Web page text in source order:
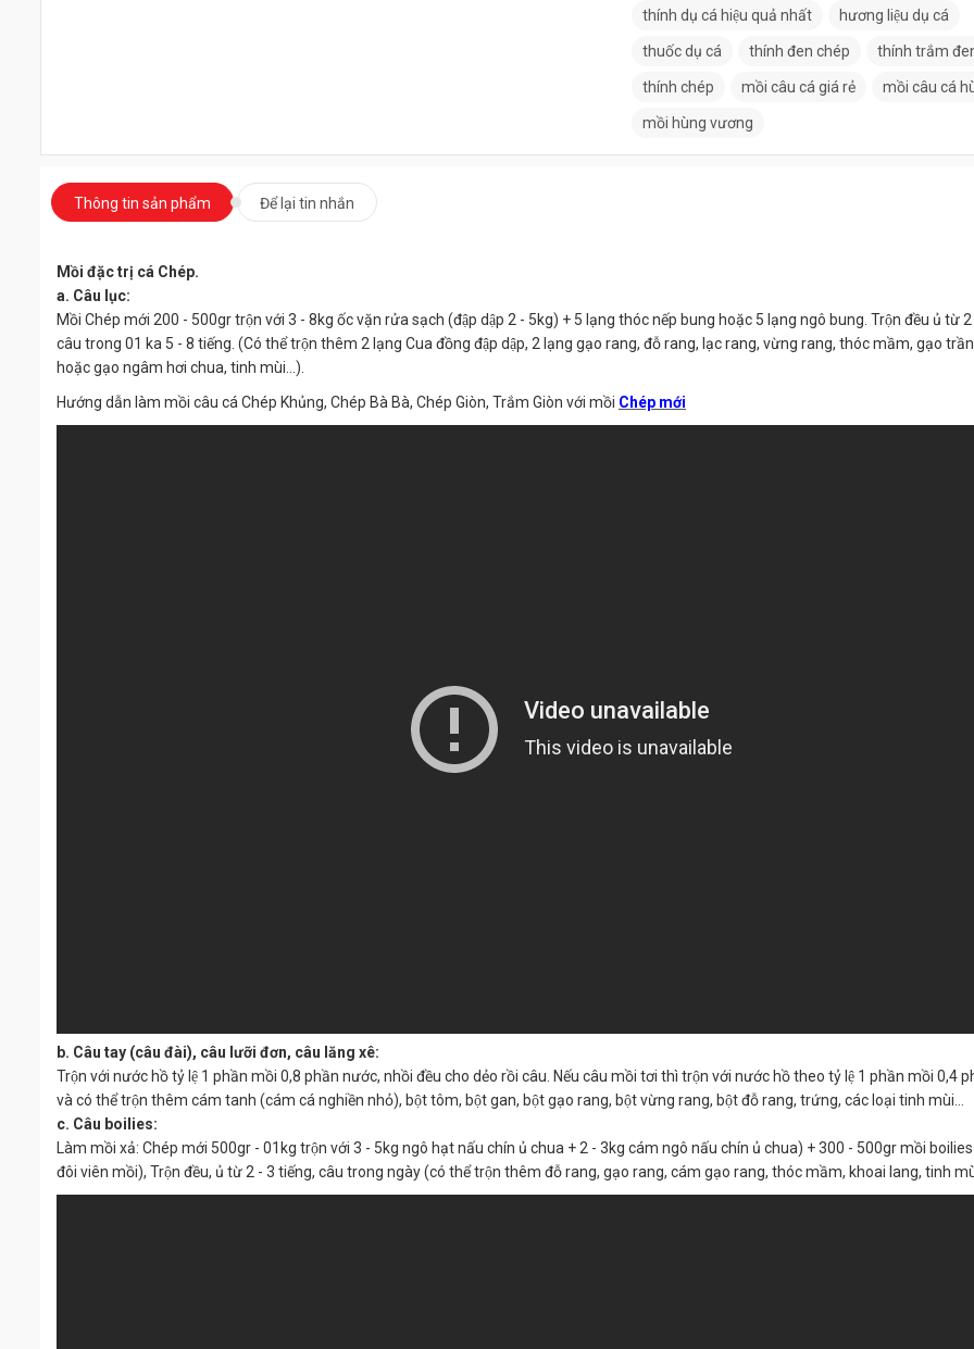
thính dụ cá hiệu quả nhất hương liệu dụ cá
thuốc dụ cá thính đen chép thính trắm
thính chép mồi câu cá giá rẻ mồi câu cá
mồi hùng vương
Thông tin sản phẩm Để lại tin nhắn
Mồi đặc trị cá Chép.
a. Câu lục:
Mồi Chép mới 200 - 500gr trộn với 3 - 8kg ốc vặn rửa sạch (đập dập 2 - 5kg) + 5 lạng thóc nếp bung hoặc 5 lạng ngô bung. Trộn đều ủ từ 2
câu trong 01 ka 5 - 8 tiếng. (Có thể trộn thêm 2 lạng Cua đồng đập dập, 2 lạng gạo rang, đỗ rang, lạc rang, vừng rang, thóc mầm, gạo
hoặc gạo ngâm hơi chua, tinh mùi…).
Hướng dẫn làm mồi câu cá Chép Khủng, Chép Bà Bà, Chép Giòn, Trắm Giòn với mồi Chép mới
b. Câu tay (câu đài), câu lưỡi đơn, câu lăng xê:
Trộn với nước hồ tỷ lệ 1 phần mồi 0,8 phần nước, nhồi đều cho dẻo rồi câu. Nếu câu mồi tơi thì trộn với nước hồ theo tỷ lệ 1 phần mồi 0,4
và có thể trộn thêm cám tanh (cám cá nghiền nhỏ), bột tôm, bột gan, bột gạo rang, bột vừng rang, bột đỗ rang, trứng, các loại tinh mùi…
c. Câu boilies:
Làm mồi xả: Chép mới 500gr - 01kg trộn với 3 - 5kg ngô hạt nấu chín ủ chua + 2 - 3kg cám ngô nấu chín ủ chua) + 300 - 500gr mồi
đôi viên mồi), Trộn đều, ủ từ 2 - 3 tiếng, câu trong ngày (có thể trộn thêm đỗ rang, gạo rang, cám gạo rang, thóc mầm, khoai lang, tinh